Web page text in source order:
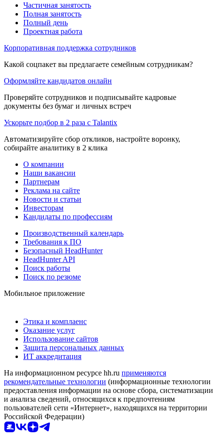
Частичная занятость
Полная занятость
Полный день
Проектная работа
Корпоративная поддержка сотрудников
Какой соцпакет вы предлагаете семейным сотрудникам?
Оформляйте кандидатов онлайн
Проверяйте сотрудников и подписывайте кадровые
документы без бумаг и личных встреч
Ускорьте подбор в 2 раза с Talantix
Автоматизируйте сбор откликов, настройте воронку,
собирайте аналитику в 2 клика
О компании
Наши вакансии
Партнерам
Реклама на сайте
Новости и статьи
Инвесторам
Кандидаты по профессиям
Производственный календарь
Требования к ПО
Безопасный HeadHunter
HeadHunter API
Поиск работы
Поиск по резюме
Мобильное приложение
Этика и комплаенс
Оказание услуг
Использование сайтов
Защита персональных данных
ИТ аккредитация
На информационном ресурсе hh.ru применяются
рекомендательные технологии (информационные технологии
предоставления информации на основе сбора, систематизации
и анализа сведений, относящихся к предпочтениям
пользователей сети «Интернет», находящихся на территории
Российской Федерации)